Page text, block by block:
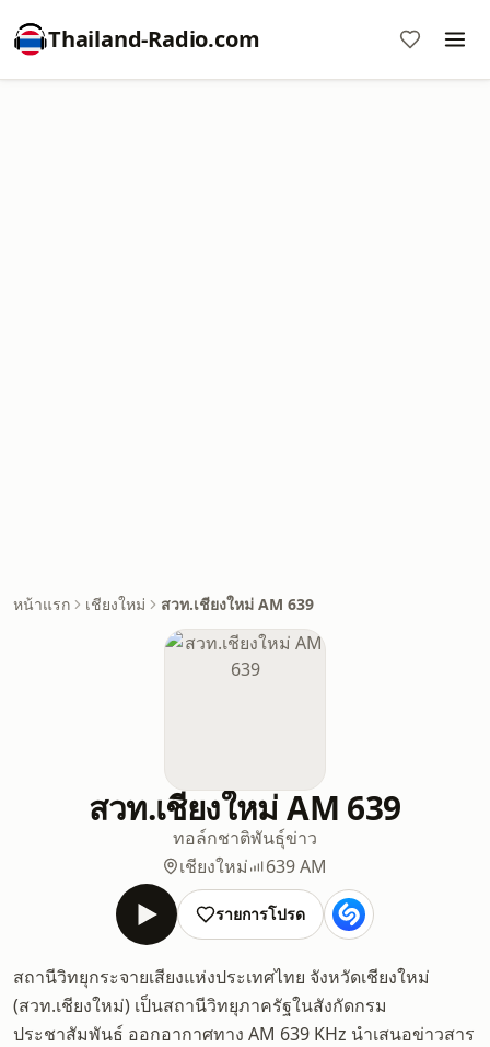
Thailand-Radio.com
หน้าแรก เชียงใหม่ สวท.เชียงใหม่ AM 639
สวท.เชียงใหม่ AM 639
ทอล์กชาติพันธุ์ข่าว
เชียงใหม่
639 AM
รายการโปรด
สถานีวิทยุกระจายเสียงแห่งประเทศไทย จังหวัดเชียงใหม่
(สวท.เชียงใหม่) เป็นสถานีวิทยุภาครัฐในสังกัดกรม
ประชาสัมพันธ์ ออกอากาศทาง AM 639 KHz นำเสนอข่าวสาร